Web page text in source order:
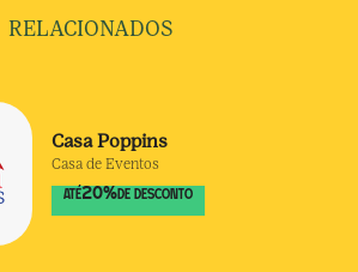
RELACIONADOS
Casa Poppins
Casa de Eventos
ATÉ20% DE DESCONTO